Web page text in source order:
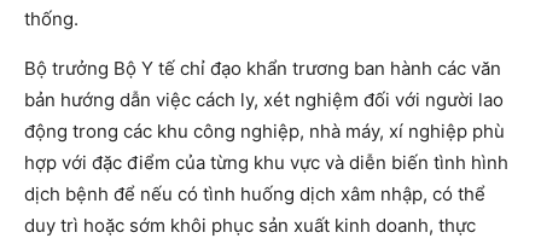
thống.
Bộ trưởng Bộ Y tế chỉ đạo khẩn trương ban hành các văn
bản hướng dẫn việc cách ly, xét nghiệm đối với người lao
động trong các khu công nghiệp, nhà máy, xí nghiệp phù
hợp với đặc điểm của từng khu vực và diễn biến tình hình
dịch bệnh để nếu có tình huống dịch xâm nhập, có thể
duy trì hoặc sớm khôi phục sản xuất kinh doanh, thực